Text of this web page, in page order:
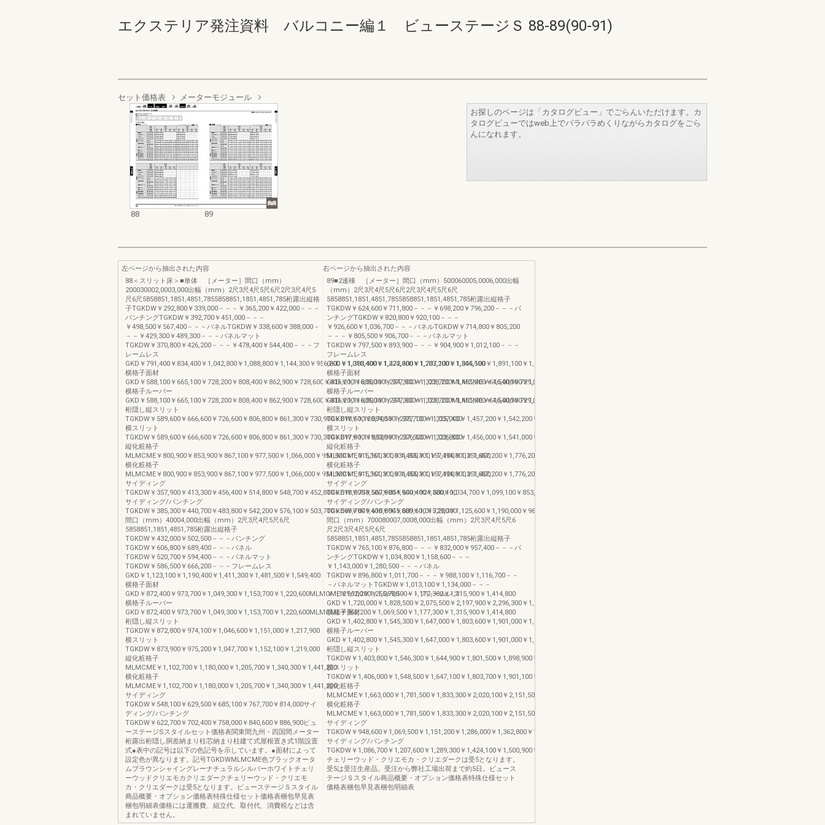
エクステリア発注資料 バルコニー編１ ビューステージＳ 88-89(90-91)
セット価格表 メーターモジュール
88 89
お探しのページは「カタログビュー」でごらんいただけます。カ
タログビューではweb上でパラパラめくりながらカタログをごら
んになれます。
左ページから抽出された内容
88＜スリット床＞■単体 ［メーター］間口（mm）
200030002,0003,000出幅（mm）2尺3尺4尺5尺6尺2尺3尺4尺5
尺6尺5858851,1851,4851,7855858851,1851,4851,785桁露出縦格
子TGKDW￥292,800￥339,000－－－￥365,200￥422,000－－－
パンチングTGKDW￥392,700￥451,000－－－
￥498,500￥567,400－－－パネルTGKDW￥338,600￥388,000－
－－￥429,300￥489,300－－－パネルマット
TGKDW￥370,800￥426,200－－－￥478,400￥544,400－－－フ
レームレス
GKD￥791,400￥834,400￥1,042,800￥1,088,800￥1,144,300￥956,800￥1,010,400￥1,224,800￥1,283,200￥1,344,500
横格子面材
GKD￥588,100￥665,100￥728,200￥808,400￥862,900￥728,600￥816,200￥885,300￥977,900￥1,038,200MLMCME￥646,000￥729,000￥824,300￥938,700￥1,025,200￥804,800￥898,400￥999,700￥1,126,500￥1,218,800
横格子ルーバー
GKD￥588,100￥665,100￥728,200￥808,400￥862,900￥728,600￥816,200￥885,300￥977,900￥1,038,200MLMCME￥646,000￥729,000￥824,300￥938,700￥1,025,200￥804,800￥898,400￥999,700￥1,126,500￥1,218,800
桁隠し縦スリット
TGKDW￥589,600￥666,600￥726,600￥806,800￥861,300￥730,900￥818,500￥884,500￥977,100￥1,037,400
横スリット
TGKDW￥589,600￥666,600￥726,600￥806,800￥861,300￥730,300￥817,900￥883,900￥976,500￥1,036,800
縦化粧格子
MLMCME￥800,900￥853,900￥867,100￥977,500￥1,066,000￥951,500￥1,015,100￥1,034,300￥1,157,100￥1,251,400
横化粧格子
MLMCME￥800,900￥853,900￥867,100￥977,500￥1,066,000￥951,500￥1,015,100￥1,034,300￥1,157,100￥1,251,400
サイディング
TGKDW￥357,900￥413,300￥456,400￥514,800￥548,700￥452,800￥518,800￥567,900￥640,400￥680,100
サイディング/パンチング
TGKDW￥385,300￥440,700￥483,800￥542,200￥576,100￥503,700￥569,700￥618,800￥689,600￥729,300
間口（mm）40004,000出幅（mm）2尺3尺4尺5尺6尺
5858851,1851,4851,785桁露出縦格子
TGKDW￥432,000￥502,500－－－パンチング
TGKDW￥606,800￥689,400－－－パネル
TGKDW￥520,700￥594,400－－－パネルマット
TGKDW￥586,500￥666,200－－－フレームレス
GKD￥1,123,100￥1,190,400￥1,411,300￥1,481,500￥1,549,400
横格子面材
GKD￥872,400￥973,700￥1,049,300￥1,153,700￥1,220,600MLMCME￥962,200￥1,069,500￥1,177,300￥1,315,900￥1,414,800
横格子ルーバー
GKD￥872,400￥973,700￥1,049,300￥1,153,700￥1,220,600MLMCME￥962,200￥1,069,500￥1,177,300￥1,315,900￥1,414,800
桁隠し縦スリット
TGKDW￥872,800￥974,100￥1,046,600￥1,151,000￥1,217,900
横スリット
TGKDW￥873,900￥975,200￥1,047,700￥1,152,100￥1,219,000
縦化粧格子
MLMCME￥1,102,700￥1,180,000￥1,205,700￥1,340,300￥1,441,200
横化粧格子
MLMCME￥1,102,700￥1,180,000￥1,205,700￥1,340,300￥1,441,200
サイディング
TGKDW￥548,100￥629,500￥685,100￥767,700￥814,000サイ
ディング/パンチング
TGKDW￥622,700￥702,400￥758,000￥840,600￥886,900ビュ
ーステージSスタイルセット価格表関東間九州・四国間メーター
桁露出桁隠し胴差納まり柱芯納まり柱建て式屋根置き式1階設置
式●表中の記号は以下の色記号を示しています。●面材によって
設定色が異なります。記号TGKDWMLMCME色ブラックオータ
ムブラウンシャイングレーナチュラルシルバーホワイトチェリ
ーウッドクリエモカクリエダークチェリーウッド・クリエモ
カ・クリエダークは受5となります。ビューステージＳスタイル
商品概要・オプション価格表特殊仕様セット価格表梱包早見表
梱包明細表価格には運搬費、組立代、取付代、消費税などは含
まれていません。
右ページから抽出された内容
89■2連棟 ［メーター］間口（mm）500060005,0006,000出幅
（mm）2尺3尺4尺5尺6尺2尺3尺4尺5尺6尺
5858851,1851,4851,7855858851,1851,4851,785桁露出縦格子
TGKDW￥624,600￥711,800－－－￥698,200￥796,200－－－パ
ンチングTGKDW￥820,800￥920,100－－－
￥926,600￥1,036,700－－－パネルTGKDW￥714,800￥805,200
－－－￥805,500￥906,700－－－パネルマット
TGKDW￥797,500￥893,900－－－￥904,900￥1,012,100－－－
フレームレス
GKD￥1,388,400￥1,472,400￥1,707,100￥1,805,100￥1,891,100￥1,553,800￥1,648,600￥1,889,000￥1,999,500￥2,091,400
横格子面材
GKD￥1,116,300￥1,234,300￥1,323,700￥1,455,900￥1,540,900￥1,257,400￥1,386,200￥1,481,300￥1,626,000￥1,716,900MLMCME￥1,229,100￥1,353,100￥
横格子ルーバー
GKD￥1,116,300￥1,234,300￥1,323,700￥1,455,900￥1,540,900￥1,257,400￥1,386,200￥1,481,300￥1,626,000￥1,716,900MLMCME￥1,229,100￥1,353,100￥
桁隠し縦スリット
TGKDW￥1,120,700￥1,238,700￥1,325,000￥1,457,200￥1,542,200￥1,262,000￥1,390,800￥1,482,800￥1,627,500￥1,718,400
横スリット
TGKDW￥1,119,500￥1,237,500￥1,323,800￥1,456,000￥1,541,000￥1,260,800￥1,389,600￥1,481,600￥1,626,300￥1,717,200
縦化粧格子
MLMCME￥1,361,300￥1,455,300￥1,494,800￥1,657,200￥1,776,200￥1,511,900￥1,616,700￥1,661,900￥1,836,800￥1,961,700
横化粧格子
MLMCME￥1,361,300￥1,455,300￥1,494,800￥1,657,200￥1,776,200￥1,511,900￥1,616,700￥1,661,900￥1,836,800￥1,961,700
サイディング
TGKDW￥758,500￥854,900￥924,300￥1,034,700￥1,099,100￥853,300￥960,500￥1,035,600￥1,158,500￥1,228,800
サイディング/パンチング
TGKDW￥849,400￥945,800￥1,015,200￥1,125,600￥1,190,000￥967,800￥1,075,000￥1,150,100￥1,273,000￥1,343,300
間口（mm）700080007,0008,000出幅（mm）2尺3尺4尺5尺6
尺2尺3尺4尺5尺6尺
5858851,1851,4851,7855858851,1851,4851,785桁露出縦格子
TGKDW￥765,100￥876,800－－－￥832,000￥957,400－－－パ
ンチングTGKDW￥1,034,800￥1,158,600－－－
￥1,143,000￥1,280,500－－－パネル
TGKDW￥896,800￥1,011,700－－－￥988,100￥1,116,700－－
－パネルマットTGKDW￥1,013,100￥1,134,000－－－
￥1,121,100￥1,255,700－－－フレームレス
GKD￥1,720,000￥1,828,500￥2,075,500￥2,197,900￥2,296,300￥1,886,200￥2,008,400￥2,262,000￥2,396,300￥2,501,200
横格子面材
GKD￥1,402,800￥1,545,300￥1,647,000￥1,803,600￥1,901,000￥1,542,500￥1,698,700￥1,807,000￥1,975,500￥2,079,400MLMCME￥1,542,800￥1,691,300￥
横格子ルーバー
GKD￥1,402,800￥1,545,300￥1,647,000￥1,803,600￥1,901,000￥1,542,500￥1,698,700￥1,807,000￥1,975,500￥2,079,400MLMCME￥1,542,800￥1,691,300￥
桁隠し縦スリット
TGKDW￥1,403,800￥1,546,300￥1,644,900￥1,801,500￥1,898,900￥1,545,600￥1,701,800￥1,807,000￥1,975,500￥2,079,400
横スリット
TGKDW￥1,406,000￥1,548,500￥1,647,100￥1,803,700￥1,901,100￥1,545,500￥1,701,700￥1,806,900￥1,975,400￥2,079,300
縦化粧格子
MLMCME￥1,663,000￥1,781,500￥1,833,300￥2,020,100￥2,151,500￥1,814,100￥1,946,300￥2,004,700￥2,203,400￥2,341,300
横化粧格子
MLMCME￥1,663,000￥1,781,500￥1,833,300￥2,020,100￥2,151,500￥1,814,100￥1,946,300￥2,004,700￥2,203,400￥2,341,300
サイディング
TGKDW￥948,600￥1,069,500￥1,151,200￥1,286,000￥1,362,800￥1,043,800￥1,178,400￥1,266,700￥1,413,400￥1,496,700
サイディング/パンチング
TGKDW￥1,086,700￥1,207,600￥1,289,300￥1,424,100￥1,500,900￥1,205,600￥1,340,200￥1,428,500￥1,575,200￥1,658,500
チェリーウッド・クリエモカ・クリエダークは受5となります。
受5は受注生産品。受注から弊社工場出荷まで約5日。ビュース
テージＳスタイル商品概要・オプション価格表特殊仕様セット
価格表梱包早見表梱包明細表